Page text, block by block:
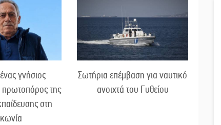
γνήσιος
της
στη
Σωτήρια επέμβαση για ναυτικό
ανοιχτά του Γυθείου